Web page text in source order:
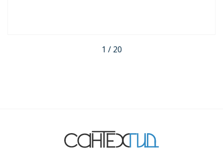
задумывается о покупке новой раковины.
1 / 20